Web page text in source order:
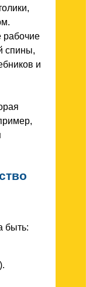
рабочие
спины,
и
быть: